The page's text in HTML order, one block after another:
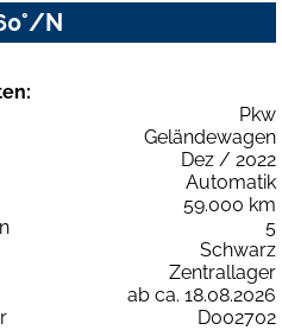
N
Pkw
Geländewagen
Dez / 2022
Automatik
59.000 km
5
Schwarz
Zentrallager
ab ca. 18.08.2026
D002702